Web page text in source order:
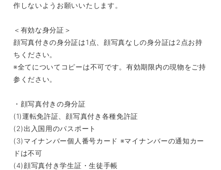
作しないようお願いいたします。
＜有効な身分証＞
顔写真付きの身分証は1点、顔写真なしの身分証は2点お持
ちください。
※全てについてコピーは不可です。有効期限内の現物をご持
参ください。
・顔写真付きの身分証
(1)運転免許証、顔写真付き各種免許証
(2)出入国用のパスポート
(3)マイナンバー個人番号カード ※マイナンバーの通知カー
ドは不可
(4)顔写真付き学生証・生徒⼿帳